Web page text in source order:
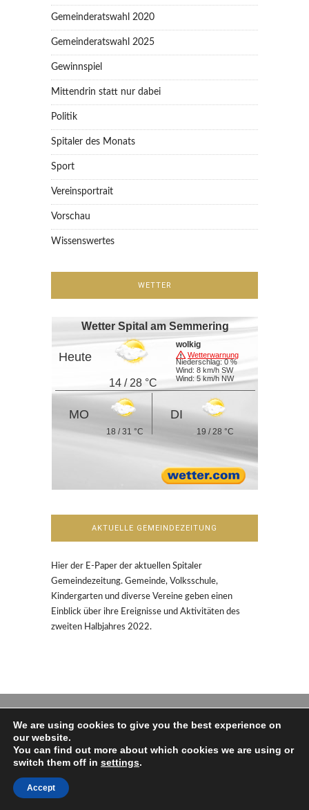
Gemeinderatswahl 2020
Gemeinderatswahl 2025
Gewinnspiel
Mittendrin statt nur dabei
Politik
Spitaler des Monats
Sport
Vereinsportrait
Vorschau
Wissenswertes
WETTER
Wetter Spital am Semmering
Heute
14 / 28 °C
Wetterwarnung
wolkig
Niederschlag: 0 %
Wind: 8 km/h SW
Wind: 5 km/h NW
MO
18 / 31 °C
DI
19 / 28 °C
AKTUELLE GEMEINDEZEITUNG
Hier der E-Paper der aktuellen Spitaler
Gemeindezeitung. Gemeinde, Volksschule,
Kindergarten und diverse Vereine geben einen
Einblick über ihre Ereignisse und Aktivitäten des
zweiten Halbjahres 2022.
We are using cookies to give you the best experience on
our website.
You can find out more about which cookies we are using or
switch them off in settings.
Accept